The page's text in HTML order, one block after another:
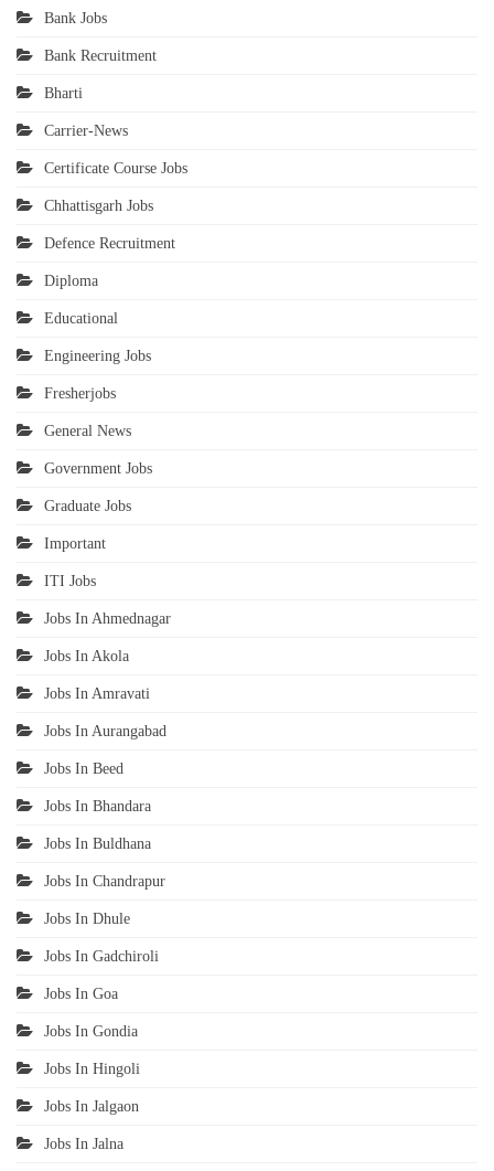
Bank Jobs
Bank Recruitment
Bharti
Carrier-News
Certificate Course Jobs
Chhattisgarh Jobs
Defence Recruitment
Diploma
Educational
Engineering Jobs
Fresherjobs
General News
Government Jobs
Graduate Jobs
Important
ITI Jobs
Jobs In Ahmednagar
Jobs In Akola
Jobs In Amravati
Jobs In Aurangabad
Jobs In Beed
Jobs In Bhandara
Jobs In Buldhana
Jobs In Chandrapur
Jobs In Dhule
Jobs In Gadchiroli
Jobs In Goa
Jobs In Gondia
Jobs In Hingoli
Jobs In Jalgaon
Jobs In Jalna